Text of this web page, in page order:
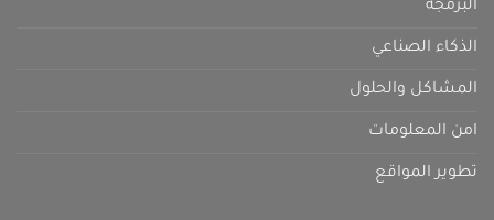
البرمجة
الذكاء الصناعي
المشاكل والحلول
امن المعلومات
تطوير المواقع